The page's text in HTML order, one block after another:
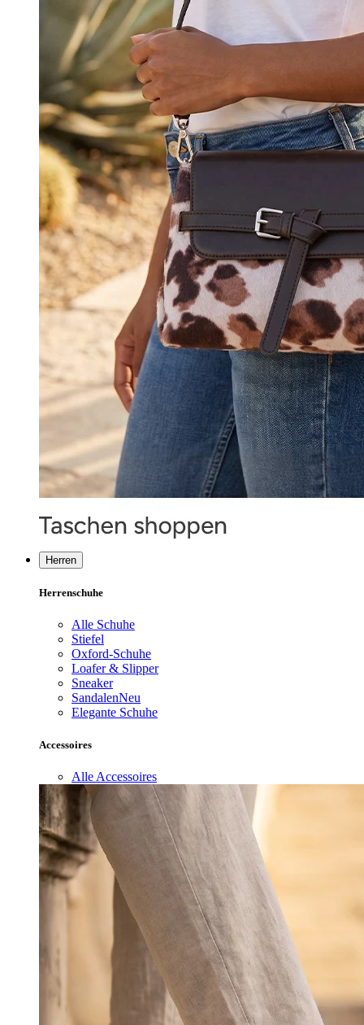
Herren
Herrenschuhe
Alle Schuhe
Stiefel
Oxford-Schuhe
Loafer & Slipper
Sneaker
SandalenNeu
Elegante Schuhe
Accessoires
Alle Accessoires